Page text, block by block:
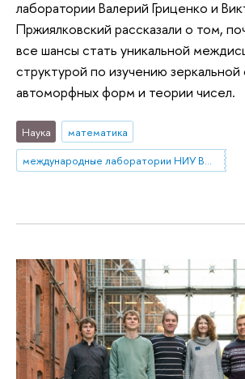
лаборатории Валерий Гриценко и
Пржиялковский рассказали о том,
все шансы стать уникальной
структурой по изучению
автоморфных форм и теории чисел.
Наука
математика
международные лаборатории НИУ ВШЭ